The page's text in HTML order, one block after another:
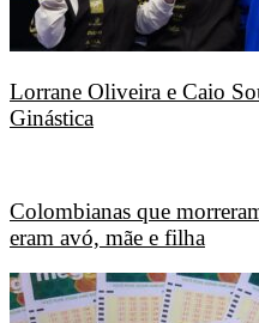
Lorrane Oliveira e Caio
Ginástica
Colombianas que
eram avó, mãe e filha